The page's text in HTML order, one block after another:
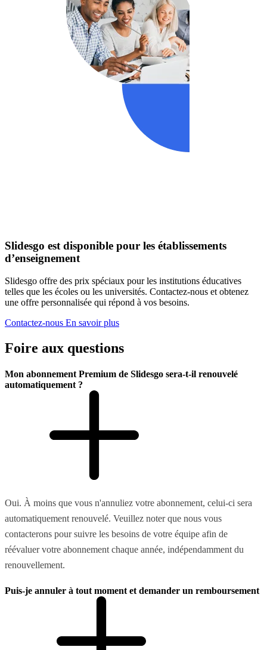
Slidesgo est disponible pour les établissements
d’enseignement
Slidesgo offre des prix spéciaux pour les institutions éducatives
telles que les écoles ou les universités. Contactez-nous et obtenez
une offre personnalisée qui répond à vos besoins.
Contactez-nous En savoir plus
Foire aux questions
Mon abonnement Premium de Slidesgo sera-t-il renouvelé
automatiquement ?
Oui. À moins que vous n'annuliez votre abonnement, celui-ci sera
automatiquement renouvelé. Veuillez noter que nous vous
contacterons pour suivre les besoins de votre équipe afin de
réévaluer votre abonnement chaque année, indépendamment du
renouvellement.
Puis-je annuler à tout moment et demander un remboursement